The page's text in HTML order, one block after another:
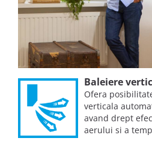
Baleiere
Ofera
verticala
avand drept
aerului si a